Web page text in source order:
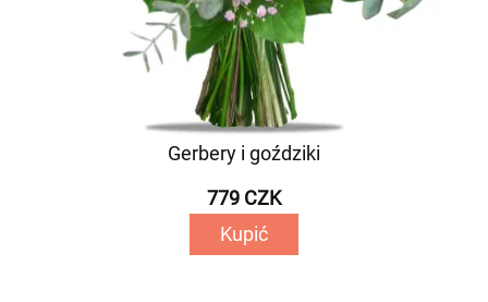
Gerbery i goździki
779 CZK
Kupić